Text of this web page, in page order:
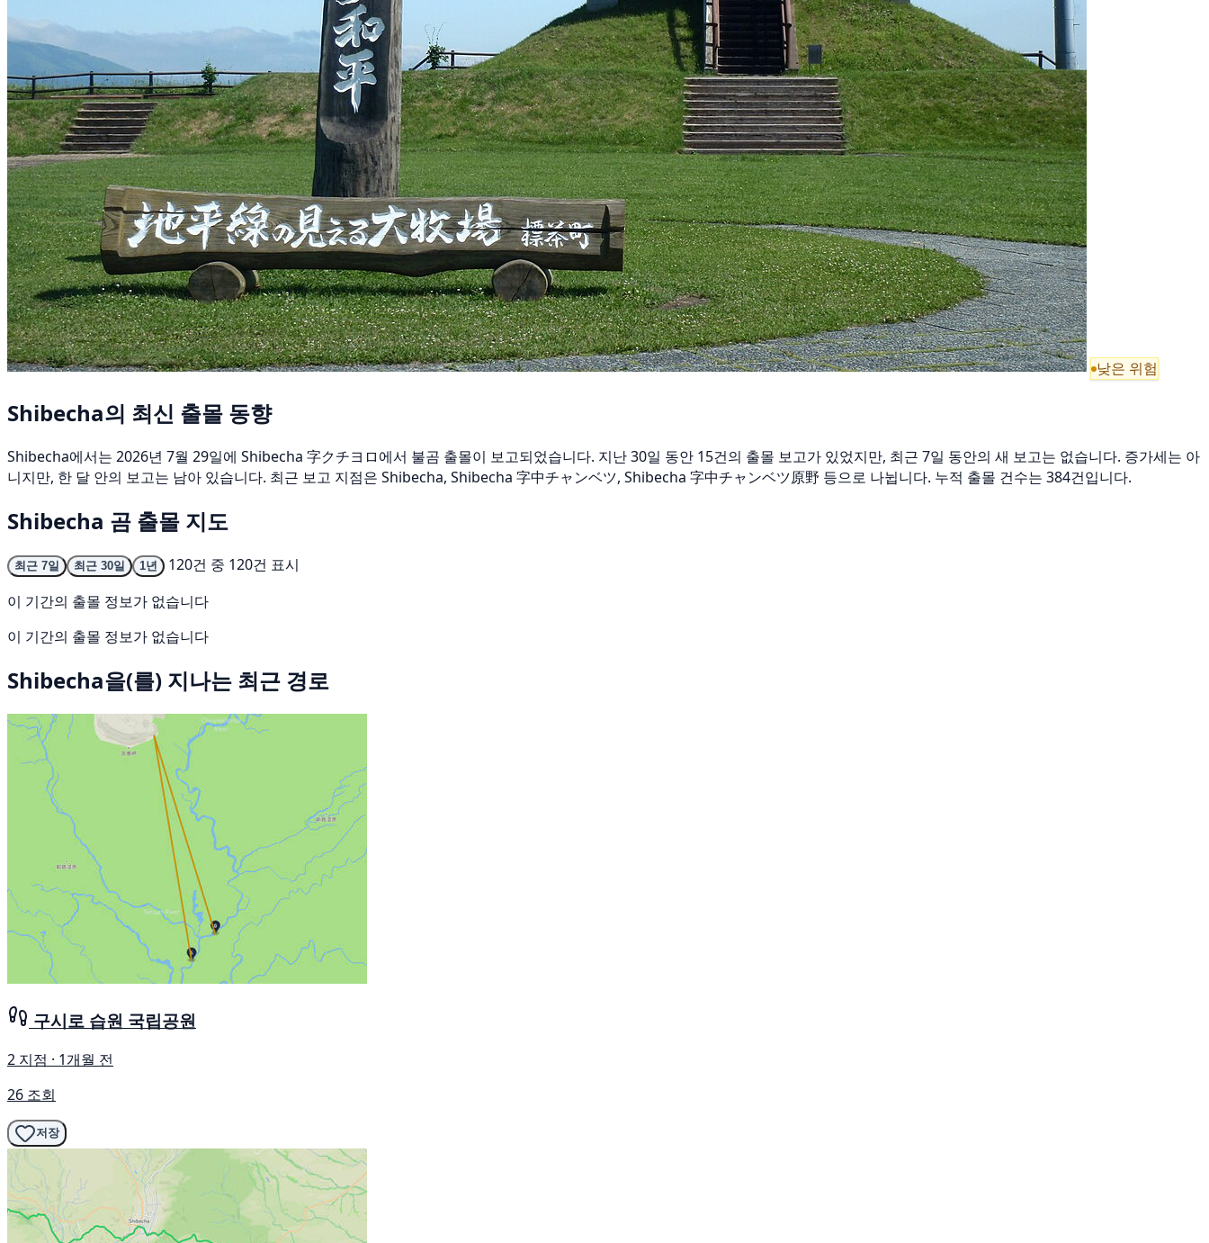
낮은 위험
Shibecha의 최신 출몰 동향
Shibecha에서는 2026년 7월 29일에 Shibecha 字クチヨロ에서 불곰 출몰이 보고되었습니다. 지난 30일 동안 15건의 출몰 보고가 있었지만, 최근 7일 동안의 새 보고는 없습니다. 증가세는 아
니지만, 한 달 안의 보고는 남아 있습니다. 최근 보고 지점은 Shibecha, Shibecha 字中チャンベツ, Shibecha 字中チャンベツ原野 등으로 나뉩니다. 누적 출몰 건수는 384건입니다.
Shibecha 곰 출몰 지도
최근 7일 최근 30일 1년
120건 중 120건 표시
이 기간의 출몰 정보가 없습니다
이 기간의 출몰 정보가 없습니다
Shibecha을(를) 지나는 최근 경로
구시로 습원 국립공원
2 지점 · 1개월 전
26 조회
저장